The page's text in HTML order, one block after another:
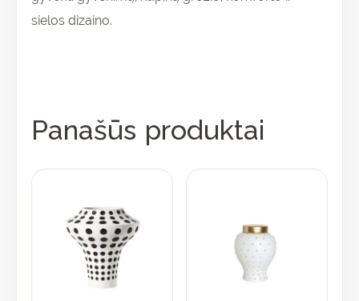
sielos dizaino.
Panašūs produktai